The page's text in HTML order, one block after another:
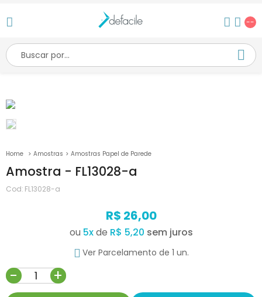
--
Amostras Amostras Papel de Parede
Amostra - FL13028-a
Cod: FL13028-a
R$ 26,00
ou 5xde R$ 5,20
Ver Parcelamento de 1 un.
- +